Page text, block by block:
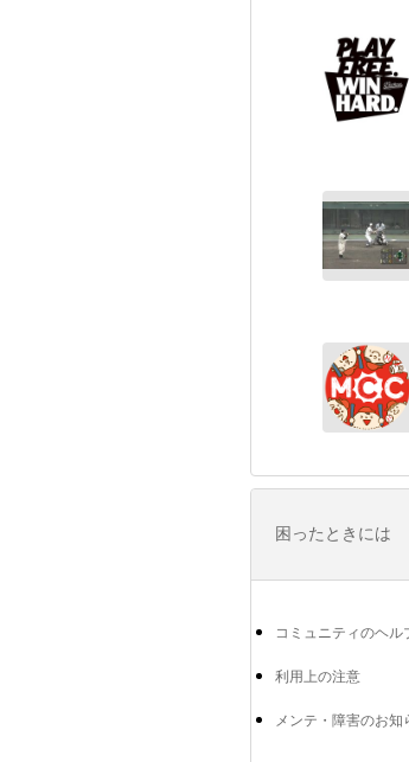
困ったときには
コミュニティのヘル
利用上の注意
メンテ・障害のお知